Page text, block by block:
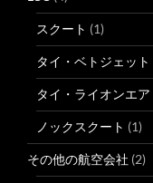
スクート (1)
タイ・ベトジェット
タイ・ライオンエア
ノックスクート (1)
その他の航空会社 (2)